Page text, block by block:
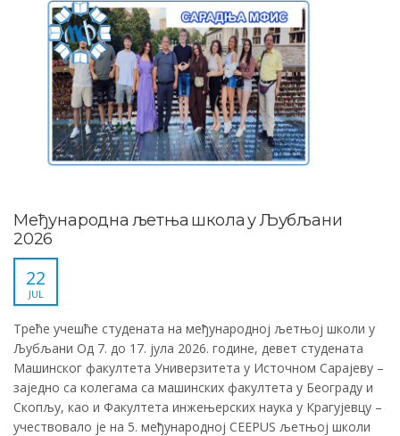
Међународна љетња школа у Љубљани
2026
22
JUL
Треће учешће студената на међународној љетњој школи у
Љубљани Од 7. до 17. јула 2026. године, девет студената
Машинског факултета Универзитета у Источном Сарајеву –
заједно са колегама са машинских факултета у Београду и
Скопљу, као и Факултета инжењерских наука у Крагујевцу –
учествовало је на 5. међународној CEEPUS љетњој школи